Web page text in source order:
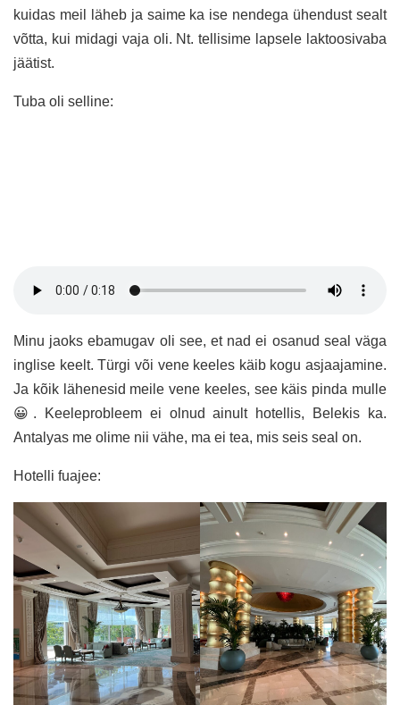
kuidas meil läheb ja saime ka ise nendega ühendust sealt
võtta, kui midagi vaja oli. Nt. tellisime lapsele laktoosivaba
jäätist.
Tuba oli selline:
Minu jaoks ebamugav oli see, et nad ei osanud seal väga
inglise keelt. Türgi või vene keeles käib kogu asjaajamine.
Ja kõik lähenesid meile vene keeles, see käis pinda mulle
😀. Keeleprobleem ei olnud ainult hotellis, Belekis ka.
Antalyas me olime nii vähe, ma ei tea, mis seis seal on.
Hotelli fuajee: